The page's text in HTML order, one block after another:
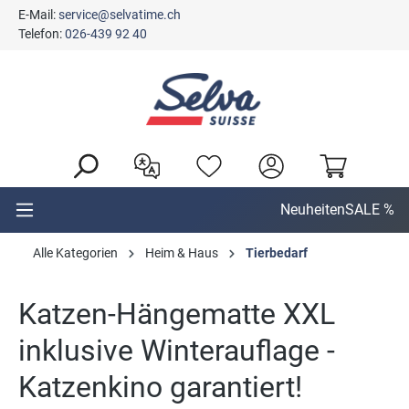
springen
E-Mail:service@selvatime.ch
Telefon:026-439 92 40
NeuheitenSALE %
Alle Kategorien Heim & Haus Tierbedarf
Katzen-Hängematte XXL
inklusive Winterauflage -
Katzenkino garantiert!